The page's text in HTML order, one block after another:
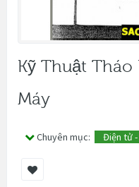
Kỹ Thuật Tháo
Máy
Chuyên mục: Điện tử